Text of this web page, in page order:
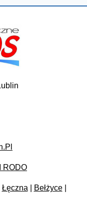
RODO
Łęczna Bełżyce|